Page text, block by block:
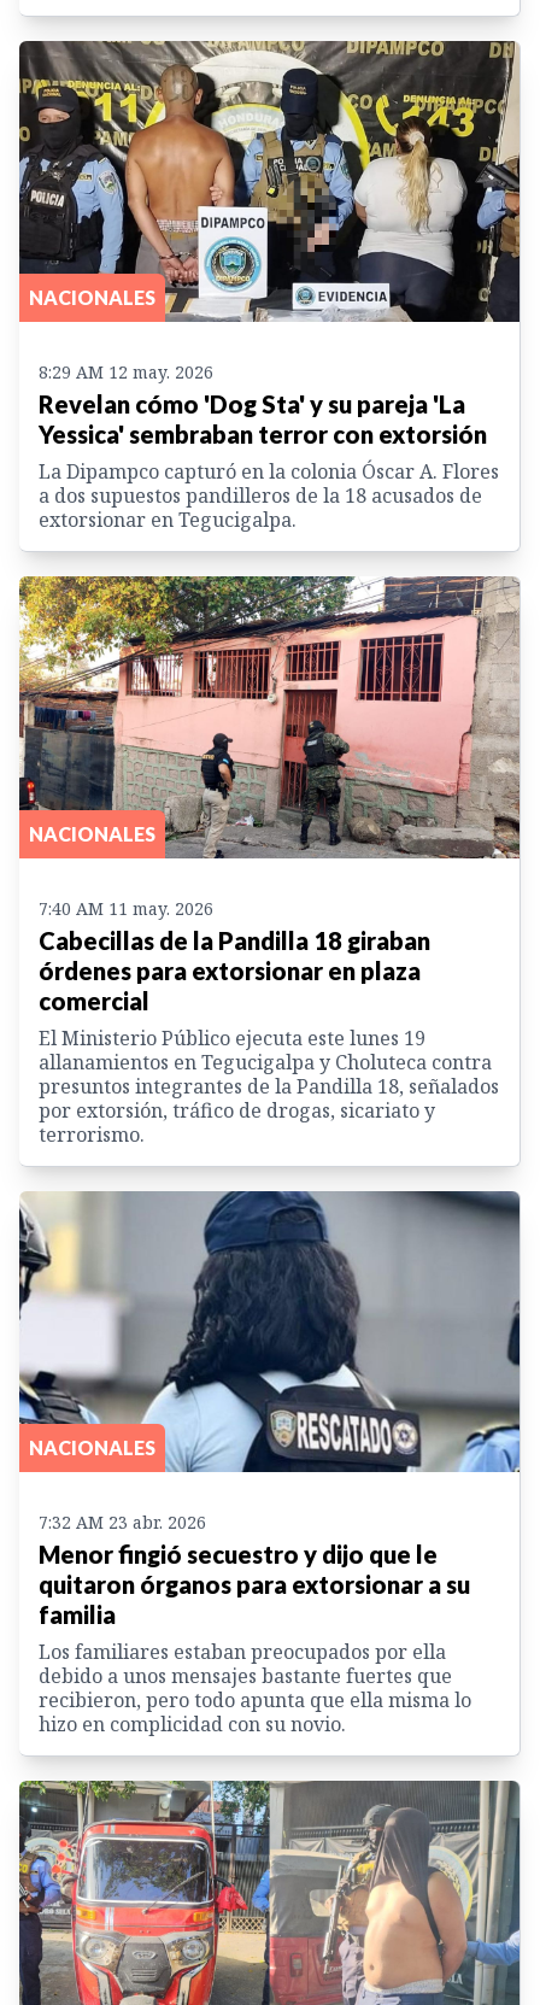
NACIONALES
8:29 AM 12 may. 2026
Revelan cómo 'Dog Sta' y su pareja 'La
Yessica' sembraban terror con extorsión
La Dipampco capturó en la colonia Óscar A. Flores
a dos supuestos pandilleros de la 18 acusados de
extorsionar en Tegucigalpa.
NACIONALES
7:40 AM 11 may. 2026
Cabecillas de la Pandilla 18 giraban
órdenes para extorsionar en plaza
comercial
El Ministerio Público ejecuta este lunes 19
allanamientos en Tegucigalpa y Choluteca contra
presuntos integrantes de la Pandilla 18, señalados
por extorsión, tráfico de drogas, sicariato y
terrorismo.
NACIONALES
7:32 AM 23 abr. 2026
Menor fingió secuestro y dijo que le
quitaron órganos para extorsionar a su
familia
Los familiares estaban preocupados por ella
debido a unos mensajes bastante fuertes que
recibieron, pero todo apunta que ella misma lo
hizo en complicidad con su novio.